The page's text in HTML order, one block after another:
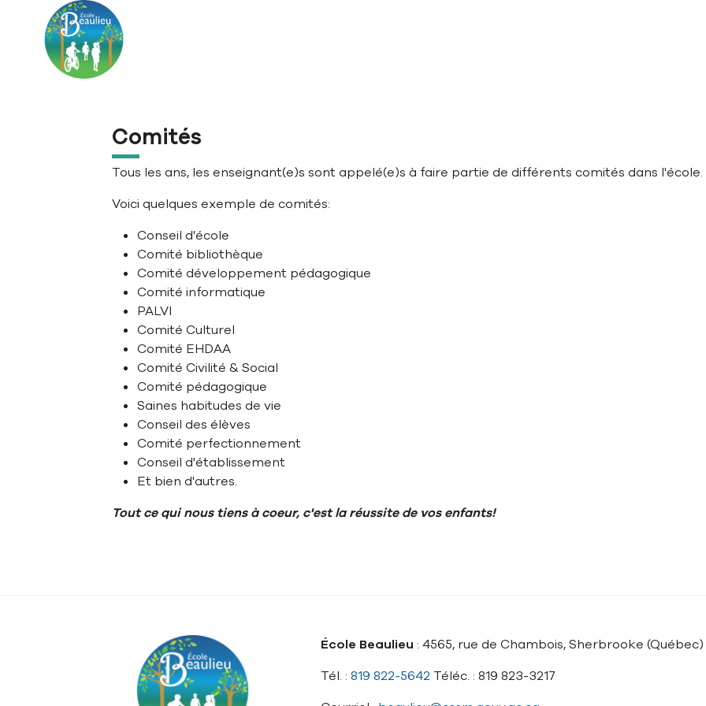
Aller à la navigation principale
Aller au contenu principal
Passer au pied de page
Comités
Tous les ans, les enseignant(e)s sont appelé(e)s à faire partie de différents comités dans l'école.
Voici quelques exemple de comités:
Conseil d'école
Comité bibliothèque
Comité développement pédagogique
Comité informatique
PALVI
Comité Culturel
Comité EHDAA
Comité Civilité & Social
Comité pédagogique
Saines habitudes de vie
Conseil des élèves
Comité perfectionnement
Conseil d'établissement
Et bien d'autres.
Tout ce qui nous tiens à coeur, c'est la réussite de vos enfants!
École Beaulieu : 4565, rue de Chambois, Sherbrooke (Québec)
Tél. : 819 822-5642 Téléc. : 819 823-3217